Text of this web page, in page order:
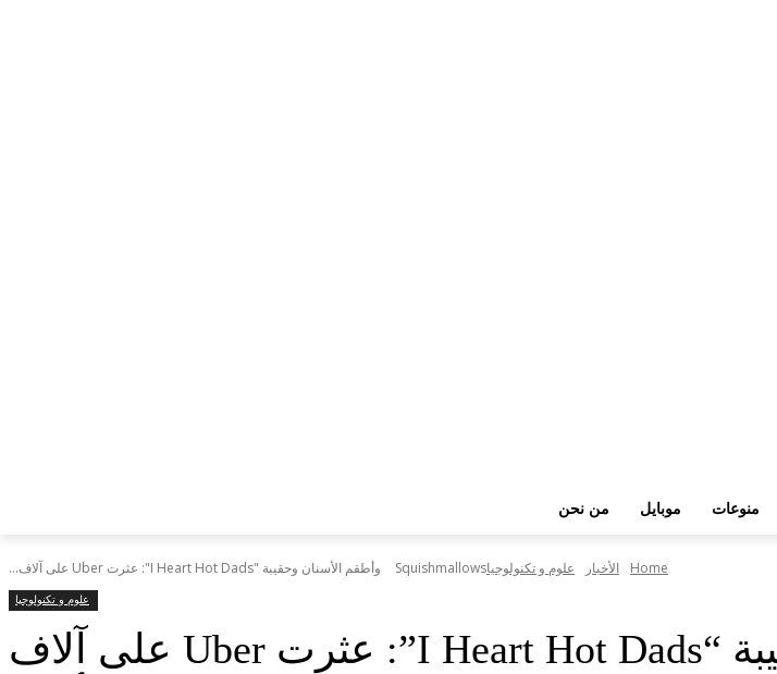
منوعات موبايل من نحن
Home الأخبار علوم و تكنولوجياSquishmallows وأطقم الأسنان وحقيبة "I Heart Hot Dads": عثرت Uber على آلاف...
علوم و تكنولوجيا
Squishmallows وأطقم الأسنان وحقيبة “I Heart Hot Dads”: عثرت Uber على آلاف